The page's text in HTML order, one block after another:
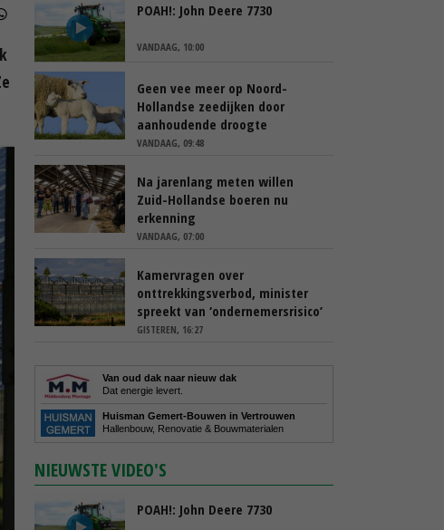
POAH!: John Deere 7730
VANDAAG, 10:00
Geen vee meer op Noord-
Hollandse zeedijken door
aanhoudende droogte
VANDAAG, 09:48
Na jarenlang meten willen
Zuid-Hollandse boeren nu
erkenning
VANDAAG, 07:00
Kamervragen over
onttrekkingsverbod, minister
spreekt van ‘ondernemersrisico’
GISTEREN, 16:27
Van oud dak naar nieuw dak
Dat energie levert.
Huisman Gemert-Bouwen in Vertrouwen
Hallenbouw, Renovatie & Bouwmaterialen
NIEUWSTE VIDEO'S
POAH!: John Deere 7730